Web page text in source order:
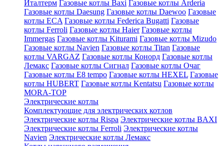
Италтерм Газовые котлы Baxi Газовые котлы Arderia
Газовые котлы Daesung Газовые котлы Daewoo Газовые
котлы ECA Газовые котлы Federica Bugatti Газовые
котлы Ferroli Газовые котлы Haier Газовые котлы
Immergas Газовые котлы Kiturami Газовые котлы Mizudo
Газовые котлы Navien Газовые котлы Titan Газовые
котлы VARGAZ Газовые котлы Конорд Газовые котлы
Лемакс Газовые котлы Сигнал Газовые котлы Очаг
Газовые котлы E8 tempo Газовые котлы HEXEL Газовые
котлы HUBERT Газовые котлы Kentatsu Газовые котлы
MORA-TOP
Электрические котлы
Комплектующие для электрических котлов
Электрические котлы Rispa Электрические котлы BAXI
Электрические котлы Ferroli Электрические котлы
Navien Электрические котлы Лемакс